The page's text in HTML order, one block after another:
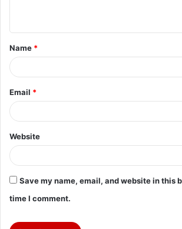
t
*
Name *
Email *
Website
Save my name, email, and website in this
time I comment.